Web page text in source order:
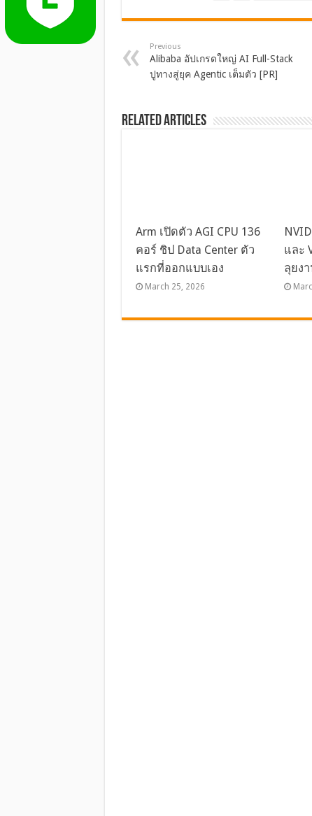
Previous
Alibaba อัปเกรดใหญ่ AI Full-Stack
ปูทางสู่ยุค Agentic เต็มตัว [PR]
Related Articles
Arm เปิดตัว AGI CPU 136
คอร์ ชิป Data Center ตัว
แรกที่ออกแบบเอง
March 25, 2026
และ
ลุยง